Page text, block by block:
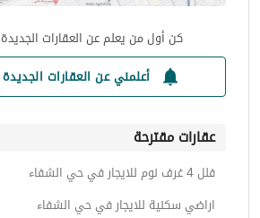
كن أول من يعلم عن العقارات الجديدة
أعلمني عن العقارات الجديدة
عقارات مقترحة
فلل 4 غرف نوم للايجار في حي الشفاء
اراضي سكنية للايجار في حي الشفاء